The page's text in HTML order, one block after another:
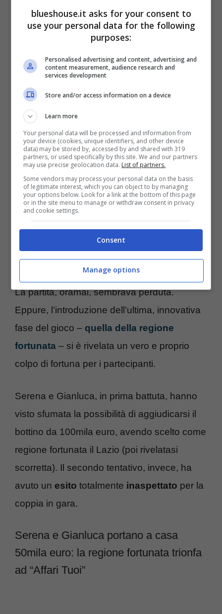
Sono arrivati a pochissimi pacchi dalla fine
300mila euro – ancora in gara. Per questo
motivo, quando il dottore ha offerto loro – per
ben due volte –
casa seduta stante, Serena e Gianluca non
ci hanno pensato molto prima dirifiutare.
La sorte, tuttavia, si è letteralmente ribellata
contro i due concorrenti. Ad un passo dal
“duello finale” col dottore, infatti, la coppia ha
scelto di aprire ilpacco della Calabria:
esattamente quello checonteneva i
300mila eurotanto agognati.
La partita, oramai, sembrava perduta.
Eppure, l’introduzione dell’ultima, innovativa
fase del gioco – quella della regione
fortunata – si è rivelata un vero e proprio
colpo di fortuna per i partecipanti.
Serena e Gianluca, in prima battuta, hanno
visto sfumata la possibilità di aggiudicarsi il
bottino da 100mila euro, avendo scelto come
regione fortunata il Lazio (poi rivelatasi
scorretta). Il secondo tentativo, invece, ha
avuto un esito totalmente inaspettato per la
coppia in gara.
Serena e Gianluca portano a casa
50mila euro: la regione fortunata trionfa
ad “Affari Tuoi”
blueshouse.it asks for your consent to
use your personal data for the following
purposes:
Personalised advertising and content, advertising and
content measurement, audience research and
services development
Store and/or access information on a device
Learn more
Your personal data will be processed and information from
your device (cookies, unique identifiers, and other device
data) may be stored by, accessed by and shared with 319
partners, or used specifically by this site. We and our partners
may use precise geolocation data. List of partners.
Some vendors may process your personal data on the basis
of legitimate interest, which you can object to by managing
your options below. Look for a link at the bottom of this page
or in the site menu to manage or withdraw consent in privacy
and cookie settings.
Consent
Manage options